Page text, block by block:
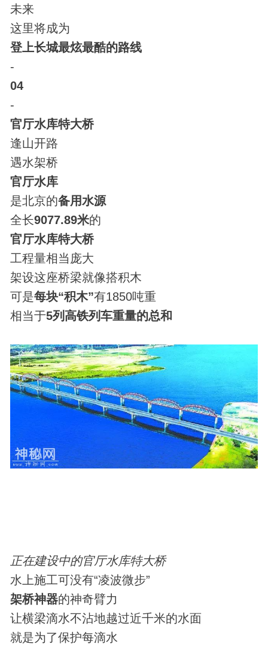
未来
这里将成为
登上长城最炫最酷的路线
-
04
-
官厅水库特大桥
逢山开路
遇水架桥
官厅水库
是北京的备用水源
全长9077.89米的
官厅水库特大桥
工程量相当庞大
架设这座桥梁就像搭积木
可是每块“积木”有1850吨重
相当于5列高铁列车重量的总和
正在建设中的官厅水库特大桥
水上施工可没有“凌波微步”
架桥神器的神奇臂力
让横梁滴水不沾地越过近千米的水面
就是为了保护每滴水